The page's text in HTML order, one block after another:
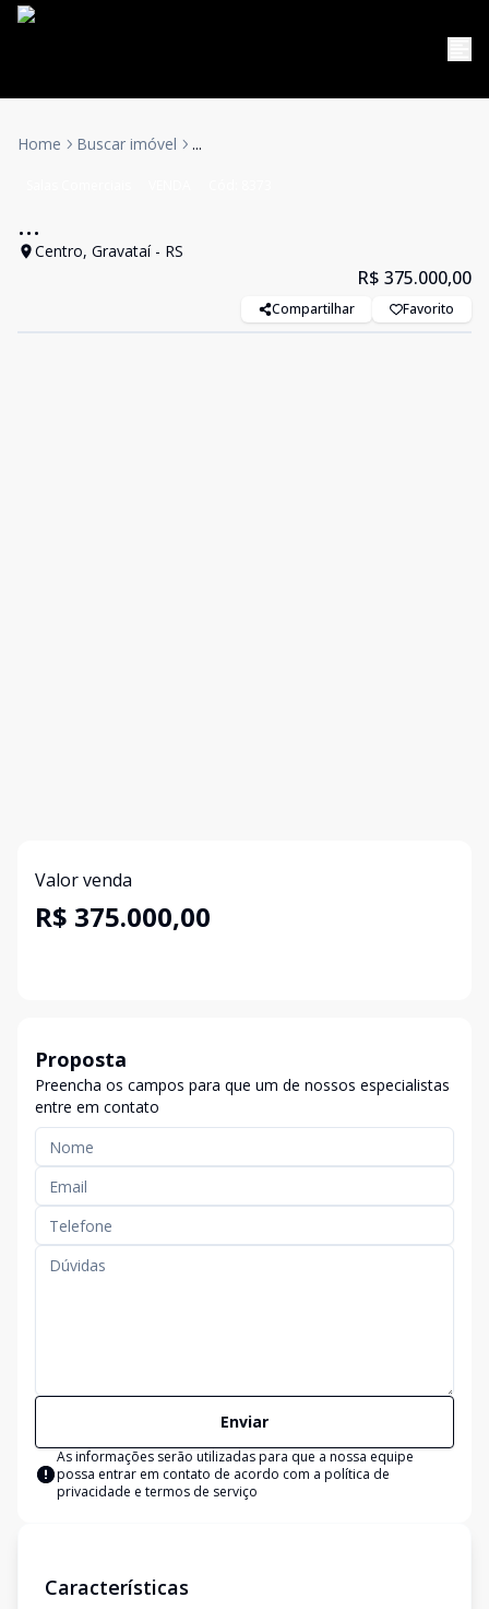
Home Buscar imóvel ...
...
Centro, Gravataí - RS
R$ 375.000,00
Compartilhar Favorito
Valor venda
R$ 375.000,00
Proposta
Preencha os campos para que um de nossos especialistas
entre em contato
Enviar
As informações serão utilizadas para que a nossa equipe
possa entrar em contato de acordo com a política de
privacidade e termos de serviço
Características